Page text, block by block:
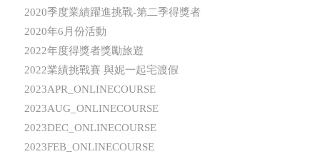
2020季度業績躍進挑戰-第二季得獎者
2020年6月份活動
2022年度得獎者獎勵旅遊
2022業績挑戰賽 與妮一起宅渡假
2023APR_ONLINECOURSE
2023AUG_ONLINECOURSE
2023DEC_ONLINECOURSE
2023FEB_ONLINECOURSE